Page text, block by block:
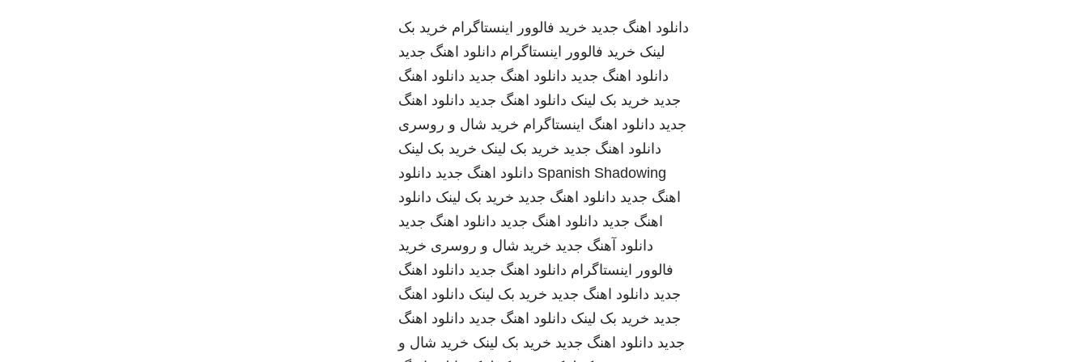
دانلود اهنگ جدید خرید فالوور اینستاگرام خرید بک
لینک خرید فالوور اینستاگرام دانلود اهنگ جدید
دانلود اهنگ جدید دانلود اهنگ جدید دانلود اهنگ
جدید خرید بک لینک دانلود اهنگ جدید دانلود اهنگ
جدید دانلود اهنگ اینستاگرام خرید شال و روسری
دانلود اهنگ جدید خرید بک لینک خرید بک لینک
Spanish Shadowing دانلود اهنگ جدید دانلود
اهنگ جدید دانلود اهنگ جدید خرید بک لینک دانلود
اهنگ جدید دانلود اهنگ جدید دانلود اهنگ جدید
دانلود آهنگ جدید خرید شال و روسری خرید
فالوور اینستاگرام دانلود اهنگ جدید دانلود اهنگ
جدید دانلود اهنگ جدید خرید بک لینک دانلود اهنگ
جدید خرید بک لینک دانلود اهنگ جدید دانلود اهنگ
جدید دانلود اهنگ جدید خرید بک لینک خرید شال و